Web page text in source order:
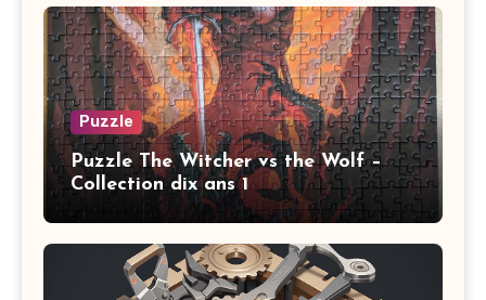
Puzzle
Puzzle The Witcher vs the Wolf –
Collection dix ans 1